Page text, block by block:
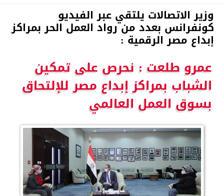
وزير الاتصالات يلتقي عبر الفيديو
كونفرانس بعدد من رواد العمل الحر بمراكز
إبداع مصر الرقمية :
عمرو طلعت : نحرص على تمكين
الشباب بمراكز إبداع مصر للإلتحاق
بسوق العمل العالمي